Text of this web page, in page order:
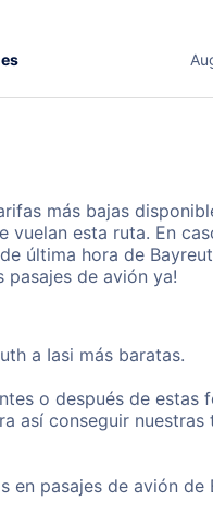
the issue. I'm grateful
más bajas
vuelan esta ruta. En
última hora de
pasajes de avión ya!
a Iasi más baratas.
o después de estas
así conseguir nuestras
pasajes de avión de